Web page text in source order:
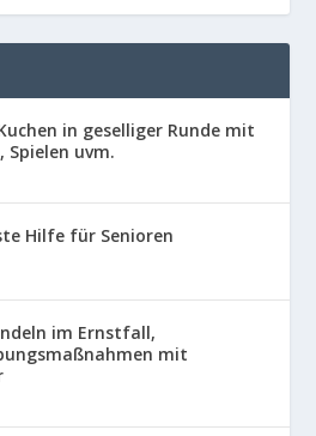
in geselliger Runde mit
Spielen uvm.
Hilfe für Senioren
im Ernstfall,
mit